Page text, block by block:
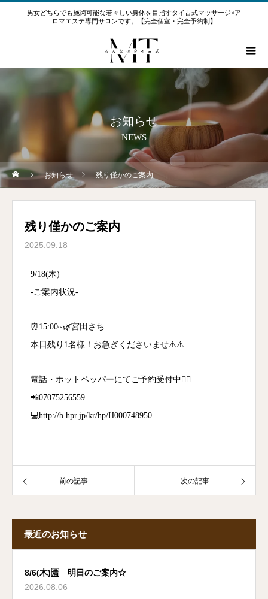
男女どちらでも施術可能な若々しい身体を目指すタイ古式マッサージ×ア
ロマエステ専門サロンです。【完全個室・完全予約制】
お知らせ
NEWS
お知らせ 残り僅かのご案内
残り僅かのご案内
2025.09.18
9/18(木)
-ご案内状況-
⏰15:00~🌿宮田さち
本日残り1名様！お急ぎくださいませ⚠️⚠️
電話・ホットペッパーにてご予約受付中💁‍♀️
📲07075256559
💻http://b.hpr.jp/kr/hp/H000748950
前の記事 次の記事
最近のお知らせ
8/6(木)🈵 明日のご案内☆
2026.08.06